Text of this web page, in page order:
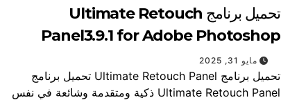
تحميل برنامج Ultimate Retouch
Panel3.9.1 for Adobe Photoshop
مايو 31, 2025
تحميل برنامج Ultimate Retouch Panel تحميل برنامج
Ultimate Retouch Panel ذكية ومتقدمة وشائعة في نفس